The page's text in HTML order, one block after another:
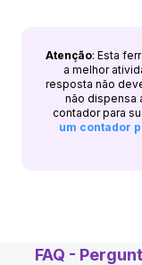
Atenção: Esta
a melhor
resposta não
não dispensa
contador para
um contador
FAQ -